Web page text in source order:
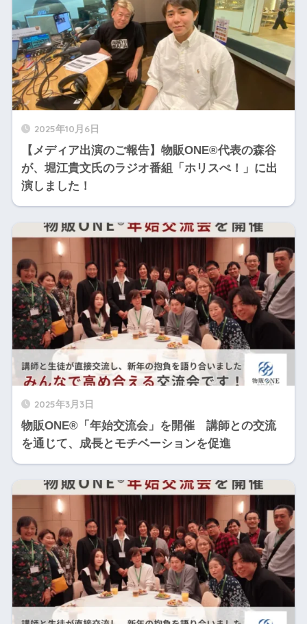
2025年10月6日
【メディア出演のご報告】物販ONE®代表の森谷
が、堀江貴文氏のラジオ番組「ホリスぺ！」に出
演しました！
2025年3月3日
物販ONE®「年始交流会」を開催 講師との交流
を通じて、成長とモチベーションを促進